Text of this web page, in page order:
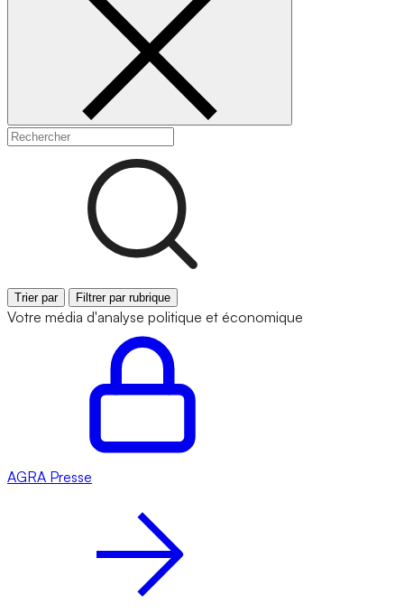
Trier par Filtrer par rubrique
Votre média d'analyse politique et économique
AGRA Presse